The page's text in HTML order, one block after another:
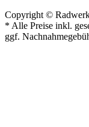
Copyright ©
* Alle Preise inkl.
ggf.